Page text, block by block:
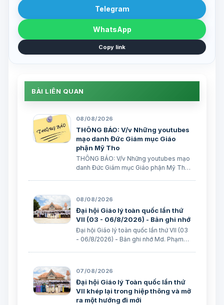
Telegram
WhatsApp
Copy link
BÀI LIÊN QUAN
08/08/2026
THÔNG BÁO: V/v Những youtubes
mạo danh Đức Giám mục Giáo
phận Mỹ Tho
THÔNG BÁO: V/v Những youtubes mạo
danh Đức Giám mục Giáo phận Mỹ Tho
Những youtubes mạo danh Đức Giám
mục Giáo phận Mỹ Tho Những…
08/08/2026
Đại hội Giáo lý toàn quốc lần thứ
VII (03 - 06/8/2026) - Bản ghi nhớ
Đại hội Giáo lý toàn quốc lần thứ VII (03
- 06/8/2026) - Bản ghi nhớ Md. Phạm
07/08/2026
Đại hội Giáo lý Toàn quốc lần thứ
VII khép lại trong hiệp thông và mở
ra một hướng đi mới